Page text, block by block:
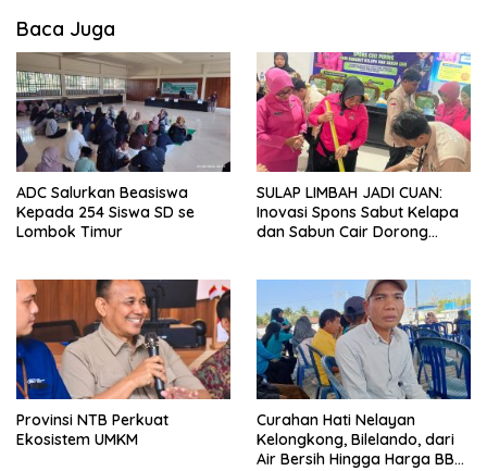
a
s
i
p
o
s
Baca Juga
ADC Salurkan Beasiswa
Kepada 254 Siswa SD se
Lombok Timur
SULAP LIMBAH JADI CUAN:
Inovasi Spons Sabut Kelapa
dan Sabun Cair Dorong
Provinsi NTB Perkuat
Ekosistem UMKM
Curahan Hati Nelayan
Kelongkong, Bilelando, dari
Air Bersih Hingga Harga BBM